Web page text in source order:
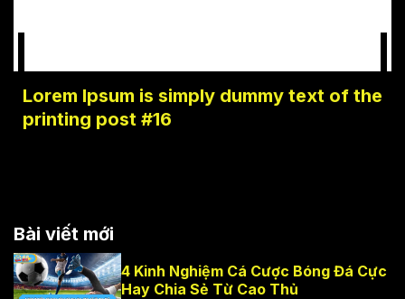
Lorem Ipsum is simply dummy text of the
printing post #16
Bài viết mới
4 Kinh Nghiệm Cá Cược Bóng Đá Cực
Hay Chia Sẻ Từ Cao Thủ